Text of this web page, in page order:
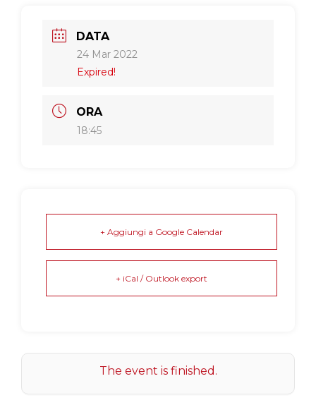
DATA
24 Mar 2022
Expired!
ORA
18:45
+ Aggiungi a Google Calendar
+ iCal / Outlook export
The event is finished.